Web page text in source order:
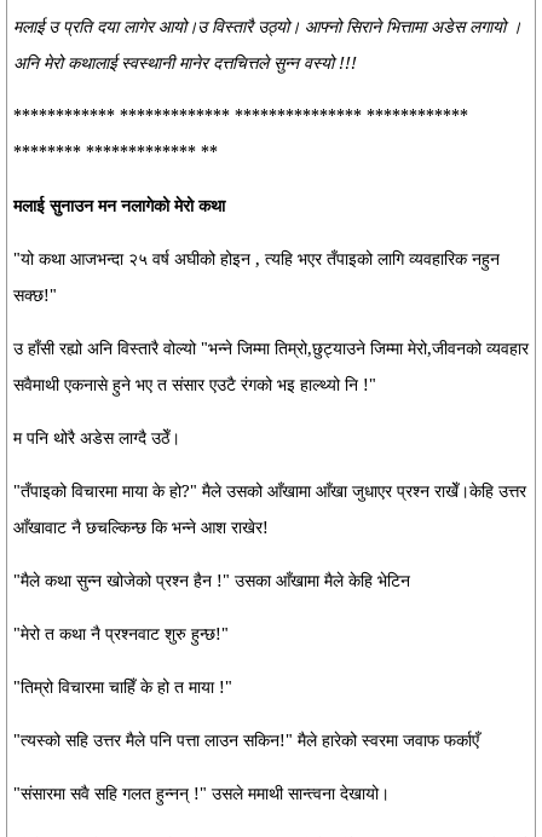
मलाई उ प्रति दया लागेर आयो।उ विस्तारै उठ्यो। आफ्नो सिराने भित्तामा अडेस लगायो ।
अनि मेरो कथालाई स्वस्थानी मानेर दत्तचित्तले सुन्न वस्यो !!!
************ ************* *************** ************
******** ************* **
मलाई सुनाउन मन नलागेको मेरो कथा
"यो कथा आजभन्दा २५ वर्ष अघीको होइन , त्यहि भएर तँपाइको लागि व्यवहारिक नहुन
सक्छ!"
उ हाँसी रह्यो अनि विस्तारै वोल्यो "भन्ने जिम्मा तिम्रो,छुट्याउने जिम्मा मेरो,जीवनको व्यवहार
सवैमाथी एकनासे हुने भए त संसार एउटै रंगको भइ हाल्थ्यो नि !"
म पनि थोरै अडेस लाग्दै उठेँ।
"तँपाइको विचारमा माया के हो?" मैले उसको आँखामा आँखा जुधाएर प्रश्न राखेँ।केहि उत्तर
आँखावाट नै छचल्किन्छ कि भन्ने आश राखेर!
"मैले कथा सुन्न खोजेको प्रश्न हैन !" उसका आँखामा मैले केहि भेटिन
"मेरो त कथा नै प्रश्नवाट शुरु हुन्छ!"
"तिम्रो विचारमा चाहिँ के हो त माया !"
"त्यस्को सहि उत्तर मैले पनि पत्ता लाउन सकिन!" मैले हारेको स्वरमा जवाफ फर्काएँ
"संसारमा सवै सहि गलत हुन्नन् !" उसले ममाथी सान्त्वना देखायो।